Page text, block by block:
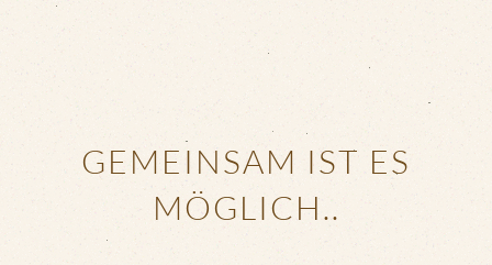
GEMEINSAM IST ES
MÖGLICH..